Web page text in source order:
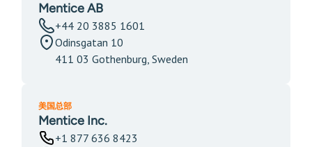
Mentice AB
+44 20 3885 1601
Odinsgatan 10
411 03 Gothenburg, Sweden
美国总部
Mentice Inc.
+1 877 636 8423